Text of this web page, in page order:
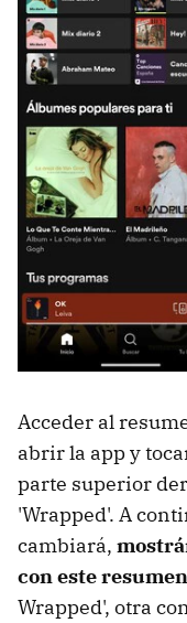
Acceder al
abrir la app y
parte superior
'Wrapped'. A
cambiará,
con este resumen
Wrapped', otra